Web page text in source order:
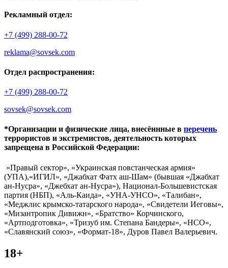
Рекламный отдел:
+7 (499) 288-00-72
reklama@sovsek.com
Отдел распространения:
+7 (499) 288-00-72
sovsek@sovsek.com
*Организации и физические лица, внесённные в перечень
террористов и экстремистов, деятельность которых
запрещена в Российской Федерации:
«Правый сектор», «Украинская повстанческая армия»
(УПА),«ИГИЛ», «Джабхат Фатх аш-Шам» (бывшая «Джабхат
ан-Нусра», «Джебхат ан-Нусра»), Национал-Большевистская
партия (НБП), «Аль-Каида», «УНА-УНСО», «Талибан»,
«Меджлис крымско-татарского народа», «Свидетели Иеговы»,
«Мизантропик Дивижн», «Братство» Корчинского,
«Артподготовка», «Тризуб им. Степана Бандеры», «НСО»,
«Славянский союз», «Формат-18», Дуров Павел Валерьевич.
18+